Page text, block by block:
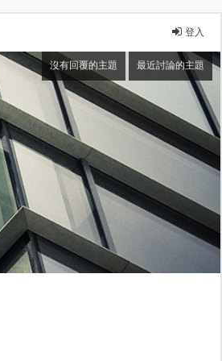
登入
沒有回覆的主題 最近討論的主題